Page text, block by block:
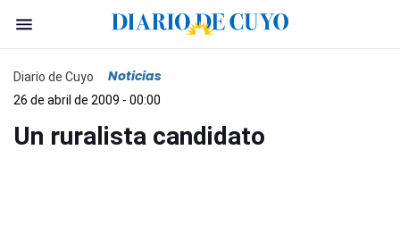
Diario de Cuyo Noticias
26 de abril de 2009 - 00:00
Un ruralista candidato